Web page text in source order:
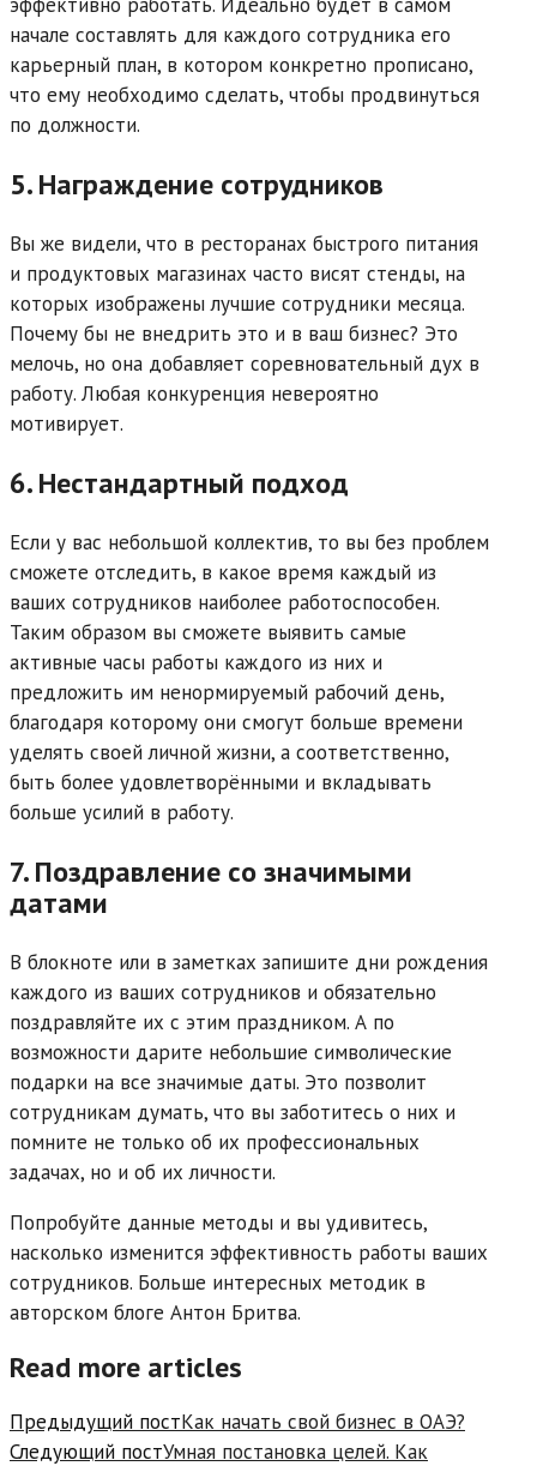
начале составлять для каждого сотрудника его
карьерный план, в котором конкретно прописано,
что ему необходимо сделать, чтобы продвинуться
по должности.
5. Награждение сотрудников
Вы же видели, что в ресторанах быстрого питания
и продуктовых магазинах часто висят стенды, на
которых изображены лучшие сотрудники месяца.
Почему бы не внедрить это и в ваш бизнес? Это
мелочь, но она добавляет соревновательный дух в
работу. Любая конкуренция невероятно
мотивирует.
6. Нестандартный подход
Если у вас небольшой коллектив, то вы без проблем
сможете отследить, в какое время каждый из
ваших сотрудников наиболее работоспособен.
Таким образом вы сможете выявить самые
активные часы работы каждого из них и
предложить им ненормируемый рабочий день,
благодаря которому они смогут больше времени
уделять своей личной жизни, а соответственно,
быть более удовлетворёнными и вкладывать
больше усилий в работу.
7. Поздравление со значимыми
датами
В блокноте или в заметках запишите дни рождения
каждого из ваших сотрудников и обязательно
поздравляйте их с этим праздником. А по
возможности дарите небольшие символические
подарки на все значимые даты. Это позволит
сотрудникам думать, что вы заботитесь о них и
помните не только об их профессиональных
задачах, но и об их личности.
Попробуйте данные методы и вы удивитесь,
насколько изменится эффективность работы ваших
сотрудников. Больше интересных методик в
авторском блоге Антон Бритва.
Read more articles
Предыдущий постКак начать свой бизнес в ОАЭ?
Следующий постУмная постановка целей. Как